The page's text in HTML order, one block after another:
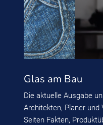
Glas am Bau
Die aktuelle Ausgabe
Architekten, Planer
Seiten Fakten,